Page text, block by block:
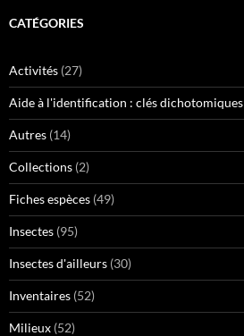
CATÉGORIES
Activités (27)
Aide à l'identification : clés dichotomiques
Autres (14)
Collections (2)
Fiches espèces (49)
Insectes (95)
Insectes d'ailleurs (30)
Inventaires (52)
Milieux (52)